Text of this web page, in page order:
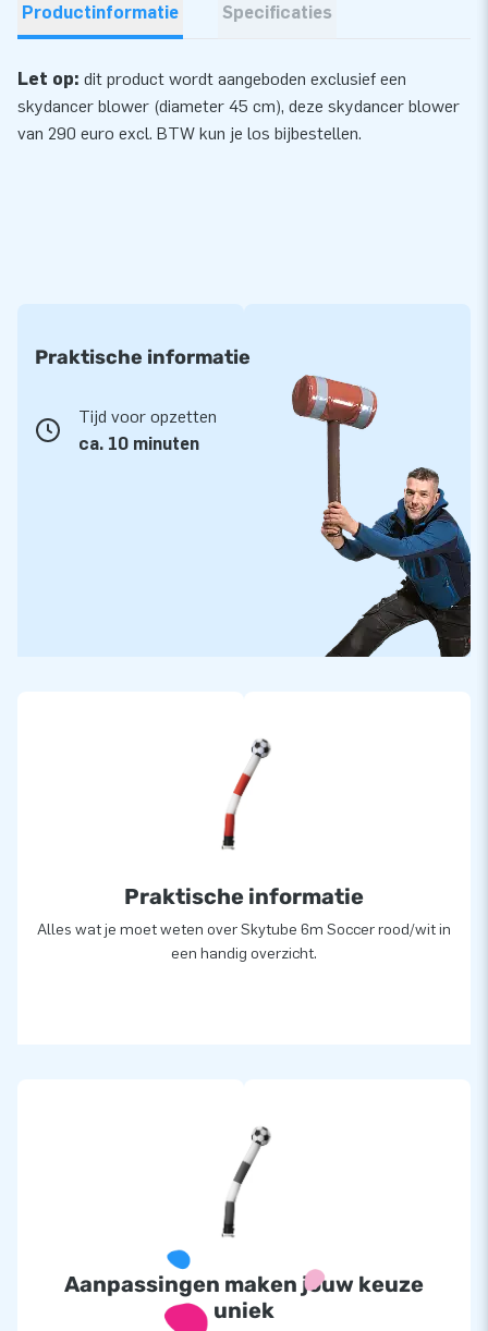
Productinformatie Specificaties
Let op: dit product wordt aangeboden exclusief een
skydancer blower (diameter 45 cm), deze skydancer blower
van 290 euro excl. BTW kun je los bijbestellen.
Praktische informatie
Tijd voor opzetten
ca. 10 minuten
Praktische informatie
Alles wat je moet weten over Skytube 6m Soccer rood/wit in
een handig overzicht.
Aanpassingen maken jouw keuze
uniek